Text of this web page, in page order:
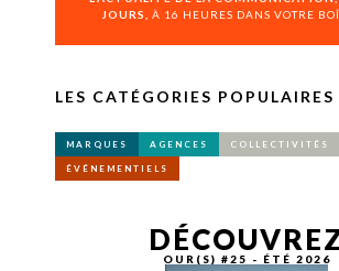
JOURS,
À 16 HEURES DANS VOTRE
LES CATÉGORIES POPULAIRES
MARQUES AGENCES COLLECTIVITÉS
ÉVÉNEMENTIELS
OUR(S) #25 - ÉTÉ 2026